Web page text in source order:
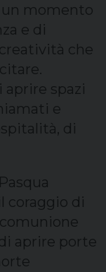
un momento
e di
che
aprire spazi
e
di
coraggio di
aprire porte